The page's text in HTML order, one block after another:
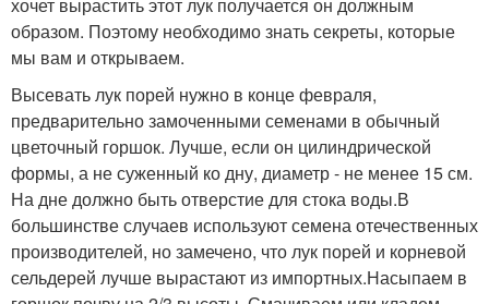
хочет вырастить этот лук получается он должным
образом. Поэтому необходимо знать секреты, которые
мы вам и открываем.
Высевать лук порей нужно в конце февраля,
предварительно замоченными семенами в обычный
цветочный горшок. Лучше, если он цилиндрической
формы, а не суженный ко дну, диаметр - не менее 15 см.
На дне должно быть отверстие для стока воды.В
большинстве случаев используют семена отечественных
производителей, но замечено, что лук порей и корневой
сельдерей лучше вырастают из импортных.Насыпаем в